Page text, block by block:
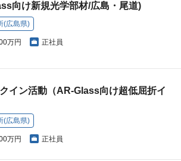
向け新規光学部材/広島・尾道)
(広島県)
万円 正社員
イン活動（AR-Glass向け超低屈折イ
(広島県)
万円 正社員